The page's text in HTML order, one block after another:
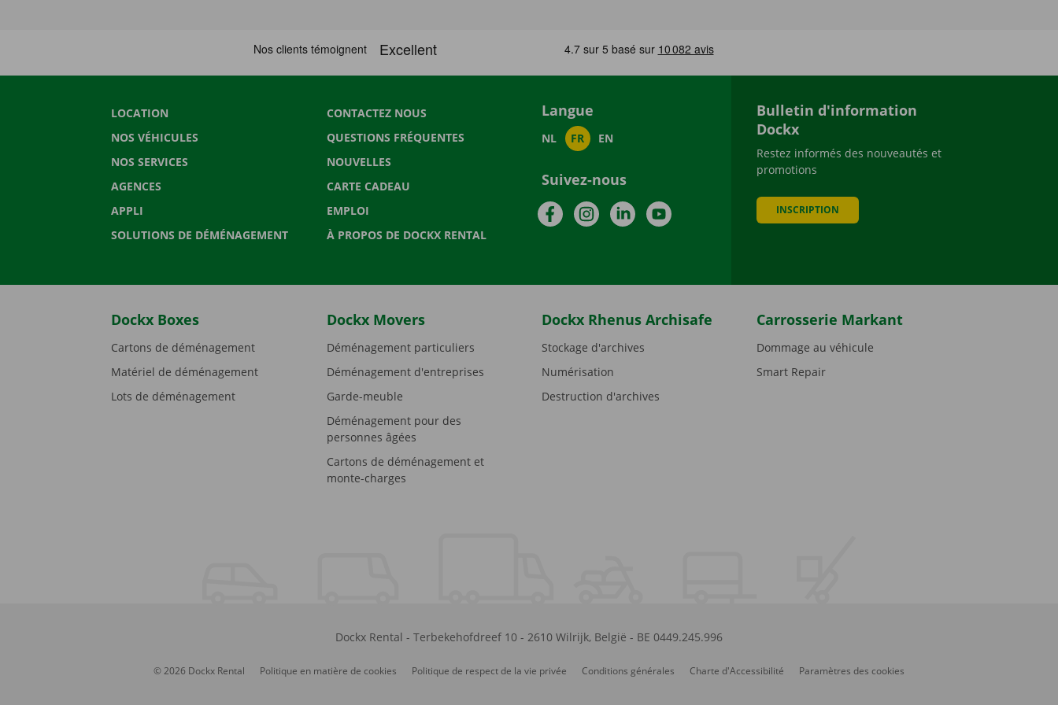
LOCATION
NOS VÉHICULES
NOS SERVICES
AGENCES
APPLI
SOLUTIONS DE DÉMÉNAGEMENT
CONTACTEZ NOUS
QUESTIONS FRÉQUENTES
NOUVELLES
CARTE CADEAU
EMPLOI
À PROPOS DE DOCKX RENTAL
Langue
NL FR EN
Suivez-nous
FacebookInstagramLinkedInYouTube
Bulletin d'information
Dockx
Restez informés des nouveautés et
promotions
INSCRIPTION
Dockx Boxes
Cartons de déménagement
Matériel de déménagement
Lots de déménagement
Dockx Movers
Déménagement particuliers
Déménagement d'entreprises
Garde-meuble
Déménagement pour des
personnes âgées
Cartons de déménagement et
monte-charges
Dockx Rhenus Archisafe
Stockage d'archives
Numérisation
Destruction d'archives
Carrosserie Markant
Dommage au véhicule
Smart Repair
Dockx Rental - Terbekehofdreef 10- 2610 Wilrijk, België - BE 0449.245.996
© 2026 Dockx Rental Politique en matière de cookies Politique de respect de la vie privée Conditions générales Charte d'Accessibilité Paramètres des cookies